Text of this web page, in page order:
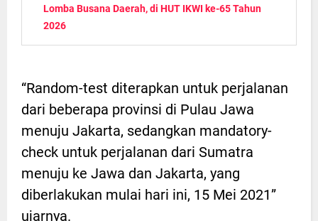
Lomba Busana Daerah, di HUT IKWI ke-65 Tahun
2026
“Random-test diterapkan untuk perjalanan
dari beberapa provinsi di Pulau Jawa
menuju Jakarta, sedangkan mandatory-
check untuk perjalanan dari Sumatra
menuju ke Jawa dan Jakarta, yang
diberlakukan mulai hari ini, 15 Mei 2021”
ujarnya.